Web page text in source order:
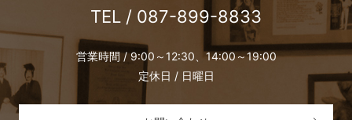
TEL / 087-899-8833
営業時間 / 9:00～12:30、14:00～19:00
定休日 / 日曜日